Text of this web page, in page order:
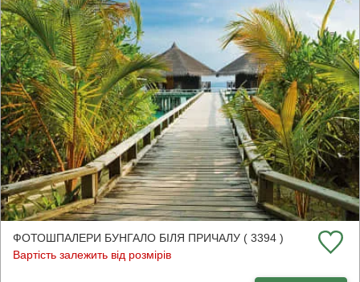
ФОТОШПАЛЕРИ БУНГАЛО БІЛЯ ПРИЧАЛУ ( 3394 )
Вартість залежить від розмірів